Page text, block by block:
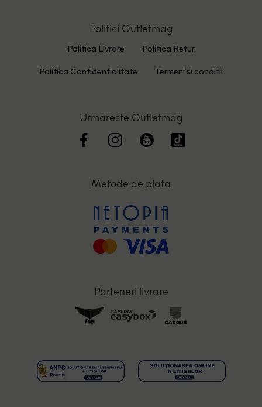
Politici Outletmag
Politica Livrare Politica Retur
Politica Confidentialitate Termeni si conditii
Urmareste Outletmag
Metode de plata
Parteneri livrare